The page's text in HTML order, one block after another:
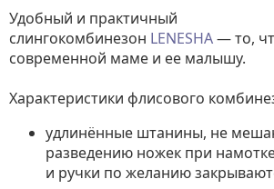
Удобный и практичный
слингокомбинезон LENESHA— то,
современной маме и ее малышу.
Характеристики флисового
удлинённые штанины, не
разведению ножек при
и ручки по желанию